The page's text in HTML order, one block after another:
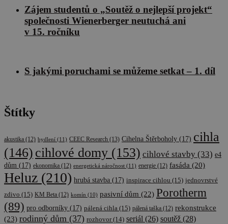
Zájem studentů o „Soutěž o nejlepší projekt“
společnosti Wienerberger neutuchá ani
v 15. ročníku
S jakými poruchami se můžeme setkat – 1. díl
Štítky
akustika (12) bydlení (11) CEEC Research (13) Cihelna Štěrboholy (17) cihla
(146) cihlové domy (153) cihlové stavby (33) e4
dům (17) ekonomika (12) energetická náročnost (11) energie (12) fasáda (20)
Heluz (210) hrubá stavba (17) inspirace cihlou (15) jednovrstvé
zdivo (15) KM Beta (12) komín (10) pasivní dům (22) Porotherm
(89) pro odborníky (17) pálená cihla (15) pálená taška (12) rekonstrukce
(23) rodinný dům (37) rozhovor(14) seriál (26) soutěž (28)